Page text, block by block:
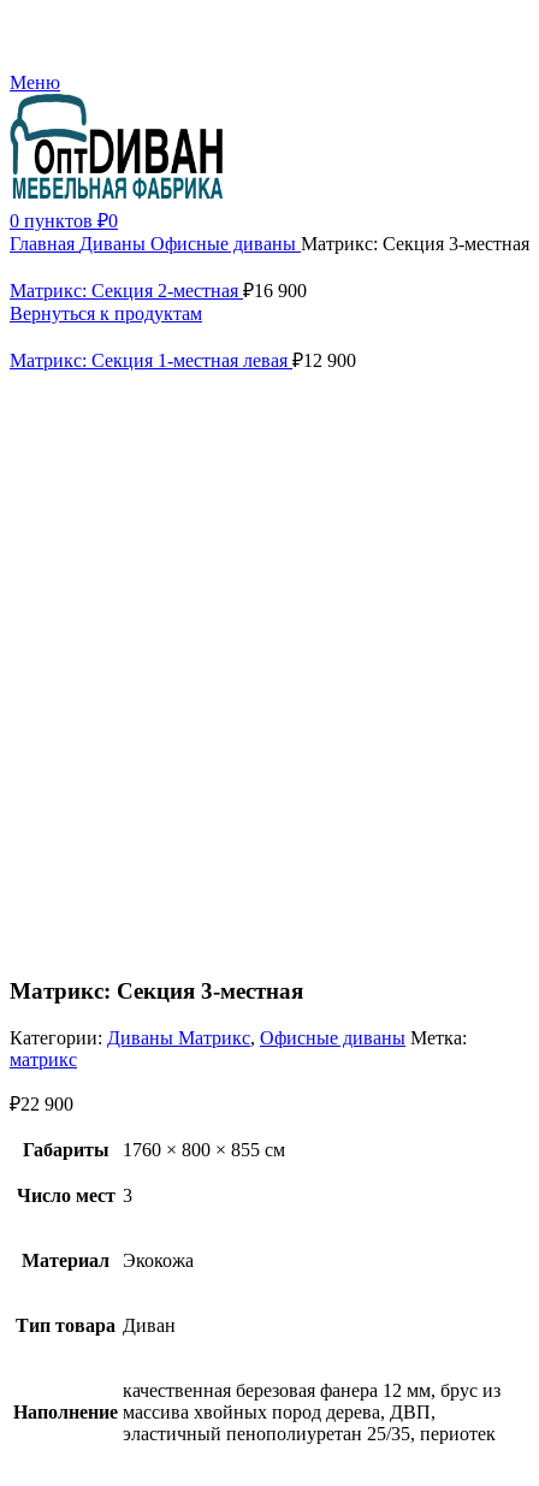
Меню
0 пунктов ₽0
Главная Диваны Офисные диваны Матрикс: Секция 3-местная
Матрикс: Секция 2-местная ₽16 900
Вернуться к продуктам
Матрикс: Секция 1-местная левая ₽12 900
Матрикс: Секция 3-местная
Категории: Диваны Матрикс, Офисные диваны Метка:
матрикс
₽22 900
Габариты 1760 × 800 × 855 см
Число мест 3
Материал Экокожа
Тип товара Диван
Наполнение
качественная березовая фанера 12 мм, брус из
массива хвойных пород дерева, ДВП,
эластичный пенополиуретан 25/35, периотек